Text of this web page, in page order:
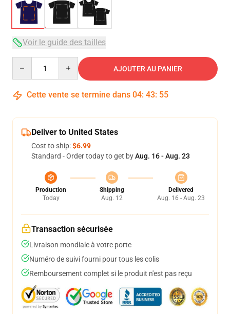
Voir le guide des tailles
AJOUTER AU PANIER
Cette vente se termine dans 04: 43: 54
Deliver to United States
Cost to ship:$6.99
Standard - Order today to get byAug. 16 - Aug. 23
Production
Today
Shipping
Aug. 12
Delivered
Aug. 16 - Aug. 23
Transaction sécurisée
Livraison mondiale à votre porte
Numéro de suivi fourni pour tous les colis
Remboursement complet si le produit n'est pas reçu